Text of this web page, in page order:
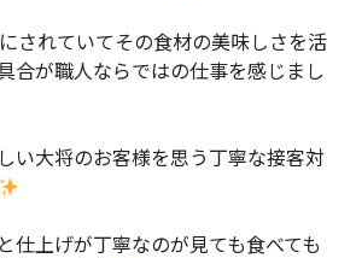
されていてその食材の美味しさを活
合が職人ならではの仕事を感じまし
い大将のお客様を思う丁寧な接客対
仕上げが丁寧なのが見ても食べても